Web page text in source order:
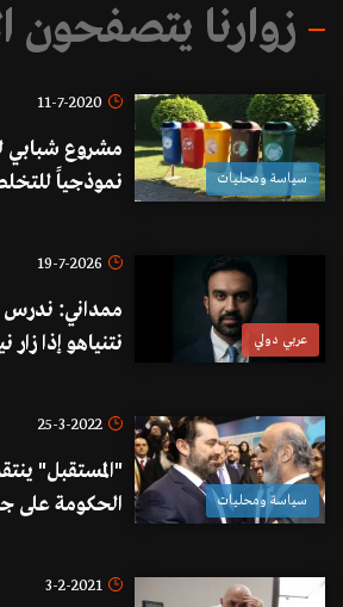
زوارنا يتصفحون
سياسة ومحليات
11-7-2020
مشروع شبابي
نموذجياً
إنتاج الغاز
عربي دولي
19-7-2026
ممداني: ندرس
نتنياهو إذا
سياسة ومحليات
25-3-2022
"المستقبل"
الحكومة على
الطلب
3-2-2021